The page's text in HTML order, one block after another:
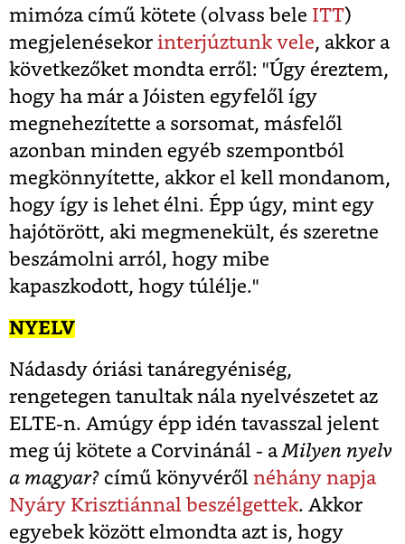
mimóza című kötete (olvass bele ITT)
megjelenésekor interjúztunk vele, akkor a
következőket mondta erről: "Úgy éreztem,
hogy ha már a Jóisten egyfelől így
megnehezítette a sorsomat, másfelől
azonban minden egyéb szempontból
megkönnyítette, akkor el kell mondanom,
hogy így is lehet élni. Épp úgy, mint egy
hajótörött, aki megmenekült, és szeretne
beszámolni arról, hogy mibe
kapaszkodott, hogy túlélje."
NYELV
Nádasdy óriási tanáregyéniség,
rengetegen tanultak nála nyelvészetet az
ELTE-n. Amúgy épp idén tavasszal jelent
meg új kötete a Corvinánál - aMilyen nyelv
a magyar? című könyvéről néhány napja
Nyáry Krisztiánnal beszélgettek. Akkor
egyebek között elmondta azt is, hogy